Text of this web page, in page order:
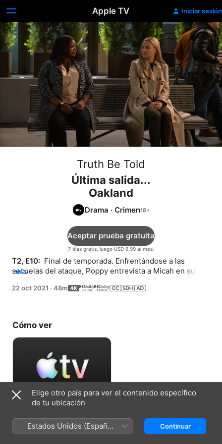
Apple TV Iniciar sesión
Truth Be Told
Última salida...
Oakland
Drama · Crimen
7 días gratis, luego USD 6,99 al mes.
Aceptar prueba gratuita
T2, E10: Final de temporada. Enfrentándose a las
secuelas del ataque, Poppy entrevista a Micah en su
MÁS
22 oct 2021 · 48m
Cómo ver
7 días gratis, luego USD 6,99 al mes.
Elige otro país para ver el contenido específico
de tu ubicación
Estados Unidos (Español
México)
Continuar